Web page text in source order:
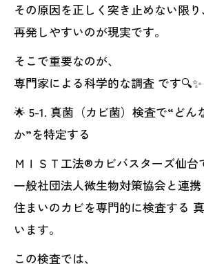
その原因を正しく突き止めない限
再発しやすいのが現実です。
そこで重要なのが、
専門家による科学的な調査 です🔍✨
🌟 5-1. 真菌（カビ菌）検査で“どん
か”を特定する
ＭＩＳＴ工法®カビバスターズ仙台
一般社団法人微生物対策協会と連携
住まいのカビを専門的に検査する
います。
この検査では、